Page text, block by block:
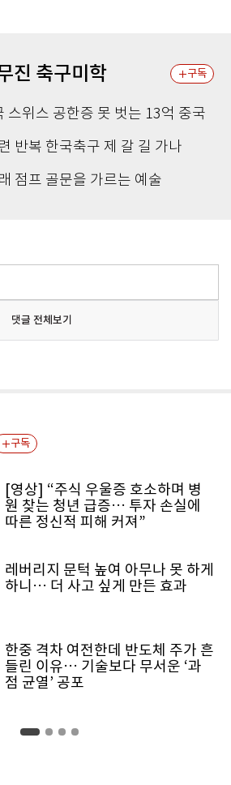
진 축구미학 구독
스위스 공한증 못 벗는 13억 중국
반복 한국축구 제 갈 길 가나
점프 골문을 가르는 예술
댓글 전체보기
구독
[영상] “주식 우울증 호소하며 병
원 찾는 청년 급증… 투자 손실에
따른 정신적 피해 커져”
레버리지 문턱 높여 아무나 못 하게
하니… 더 사고 싶게 만든 효과
한중 격차 여전한데 반도체 주가 흔
들린 이유… 기술보다 무서운 ‘과
점 균열’ 공포